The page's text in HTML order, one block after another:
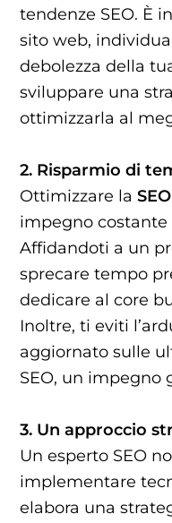
tendenze SEO. È
sito web,
debolezza della
sviluppare una
ottimizzarla al
2. Risparmio di
Ottimizzare la
impegno costante
Affidandoti a un
sprecare tempo
dedicare al core
Inoltre, ti eviti
aggiornato sulle
SEO, un impegno
3. Un approccio
Un esperto SEO
implementare
elabora una